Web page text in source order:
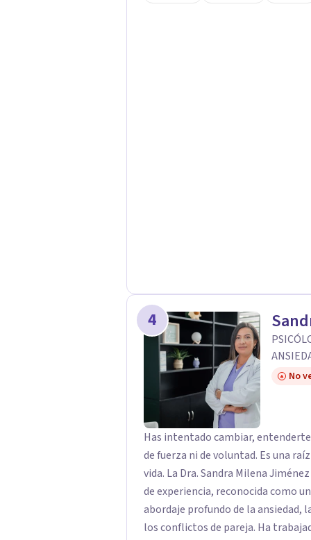
4
No
Has intentado cambiar,
de fuerza ni de voluntad. Es una
vida. La Dra. Sandra Milena Jiménez Duque es psicóloga clínica con más de 10 años
de experiencia, reconocida como
abordaje profundo de la ansiedad,
los conflictos de pareja. Ha trabajado con pacientes en diferentes países,